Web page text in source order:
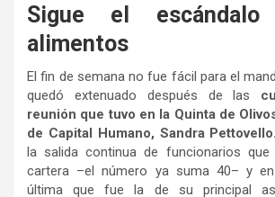
Sigue el
alimentos
El fin de semana no fue fácil para el
quedó extenuado después de las
reunión que tuvo en la Quinta de
de Capital Humano, Sandra
la salida continua de funcionarios
cartera –el número ya suma 40– y
última que fue la de su principal